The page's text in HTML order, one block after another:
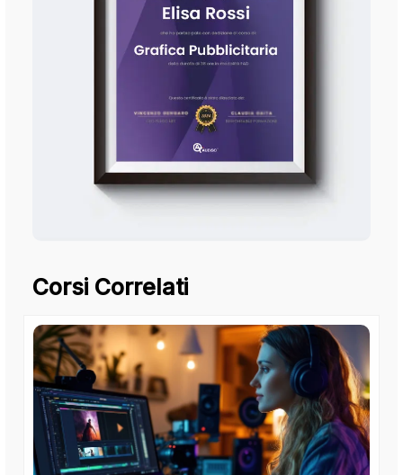
Corsi Correlati